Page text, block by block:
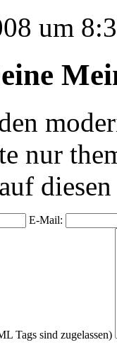
um
nur
E-Mail:
Tags sind zugelassen)